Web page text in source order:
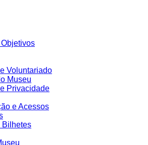
Voluntariado
Museu
Privacidade
e Acessos
Bilhetes